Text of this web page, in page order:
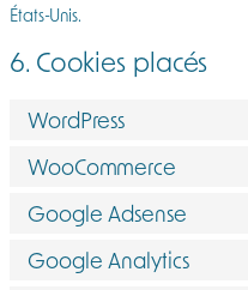
États-Unis.
6. Cookies placés
WordPress
WooCommerce
Google Adsense
Google Analytics